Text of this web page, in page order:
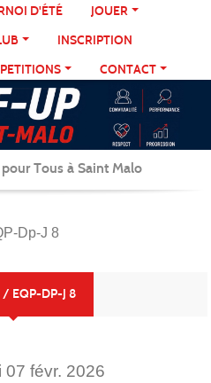
D'ÉTÉ
JOUER
INSCRIPTION
CONTACT
Tous à Saint Malo
Dp-J 8
/ EQP-DP-J 8
07 févr. 2026